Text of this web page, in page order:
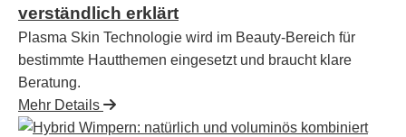
verständlich erklärt
Plasma Skin Technologie wird im Beauty-Bereich für
bestimmte Hautthemen eingesetzt und braucht klare
Beratung.
Mehr Details